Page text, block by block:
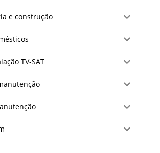
e construção
TV-SAT